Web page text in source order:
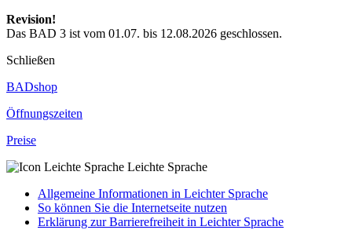
Revision!
Das BAD 3 ist vom 01.07. bis 12.08.2026 geschlossen.
Schließen
BADshop
Öffnungs­zeiten
Preise
Leichte Sprache
Allgemeine Informationen in Leichter Sprache
So können Sie die Internetseite nutzen
Erklärung zur Barrierefreiheit in Leichter Sprache